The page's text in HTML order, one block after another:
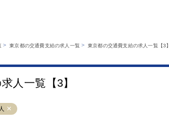
種から探す
種から探す
ーイルートとは？
イトマップ
>東京都の交通費支給の求人一覧 >東京都の交通費支給の求人一覧【3】
人一覧【3】
六本木 池袋
新橋
門前仲町